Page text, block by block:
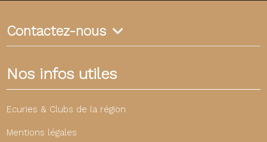
Contactez-nous
Nos infos utiles
Ecuries & Clubs de la région
Mentions légales